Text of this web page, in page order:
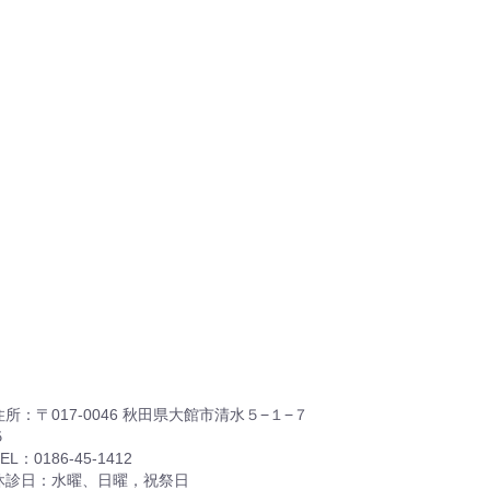
所：〒017-0046 秋田県大館市清水５−１−７
：0186-45-1412
診日：水曜、日曜，祝祭日